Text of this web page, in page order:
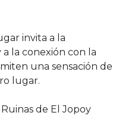
invita a la
la conexión con la
una sensación de
lugar.
de El Jopoy